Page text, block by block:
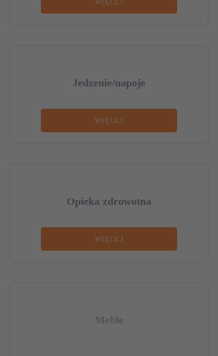
WIĘCEJ
Jedzenie/napoje
WIĘCEJ
Opieka zdrowotna
WIĘCEJ
Meble